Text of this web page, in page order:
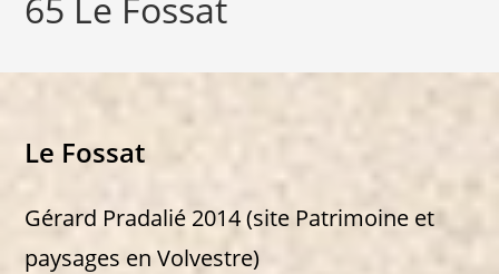
Le Fossat
Gérard Pradalié 2014 (site Patrimoine et
paysages en Volvestre)